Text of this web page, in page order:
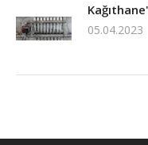
05.04.2023